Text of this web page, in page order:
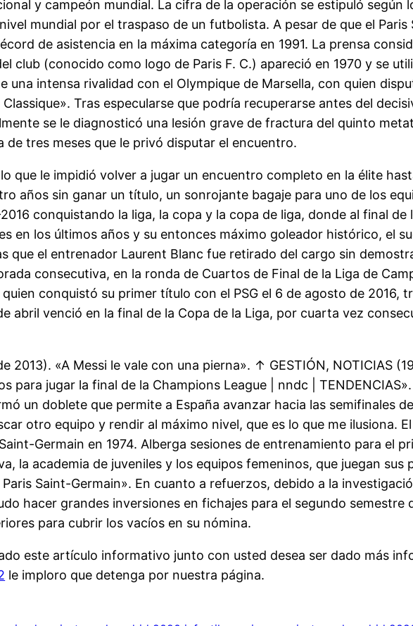
y campeón mundial. La cifra de la operación se estipuló según
mundial por el traspaso de un futbolista. A pesar de que el Paris
de asistencia en la máxima categoría en 1991. La prensa
club (conocido como logo de Paris F. C.) apareció en 1970 y se
una intensa rivalidad con el Olympique de Marsella, con quien
Tras especularse que podría recuperarse antes del
se le diagnosticó una lesión grave de fractura del quinto
de tres meses que le privó disputar el encuentro.
que le impidió volver a jugar un encuentro completo en la élite
años sin ganar un título, un sonrojante bagaje para uno de los
conquistando la liga, la copa y la copa de liga, donde al final
en los últimos años y su entonces máximo goleador histórico, el
que el entrenador Laurent Blanc fue retirado del cargo sin
consecutiva, en la ronda de Cuartos de Final de la Liga de
conquistó su primer título con el PSG el 6 de agosto de 2016,
abril venció en la final de la Copa de la Liga, por cuarta vez
2013). «A Messi le vale con una pierna». ↑ GESTIÓN, NOTICIAS
para jugar la final de la Champions League | nndc |
un doblete que permite a España avanzar hacia las semifinales
otro equipo y rendir al máximo nivel, que es lo que me ilusiona.
Germain en 1974. Alberga sesiones de entrenamiento para el
la academia de juveniles y los equipos femeninos, que juegan
Saint-Germain». En cuanto a refuerzos, debido a la
hacer grandes inversiones en fichajes para el segundo semestre
para cubrir los vacíos en su nómina.
este artículo informativo junto con usted desea ser dado más
le imploro que detenga por nuestra página.